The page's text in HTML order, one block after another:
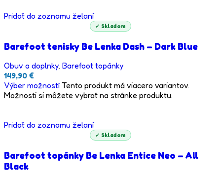
Pridať do zoznamu želaní
✓ Skladom
Barefoot tenisky Be Lenka Dash – Dark Blue
Obuv a doplnky, Barefoot topánky
149,90 €
Výber možností Tento produkt má viacero variantov.
Možnosti si môžete vybrať na stránke produktu.
Pridať do zoznamu želaní
✓ Skladom
Barefoot topánky Be Lenka Entice Neo – All
Black